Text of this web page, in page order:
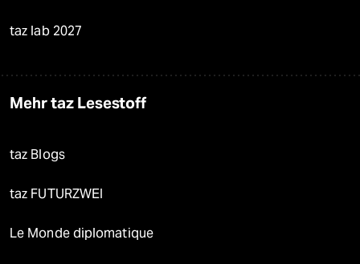
taz lab 2027
Mehr taz Lesestoff
taz Blogs
taz FUTURZWEI
Le Monde diplomatique